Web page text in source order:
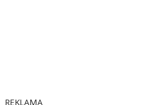
REKLAMA